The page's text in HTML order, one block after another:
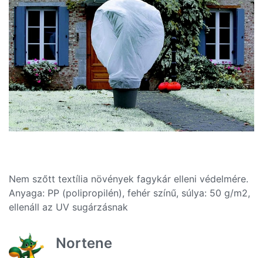
Nem szőtt textília növények fagykár elleni védelmére.
Anyaga: PP (polipropilén), fehér színű, súlya: 50 g/m2,
ellenáll az UV sugárzásnak
Nortene